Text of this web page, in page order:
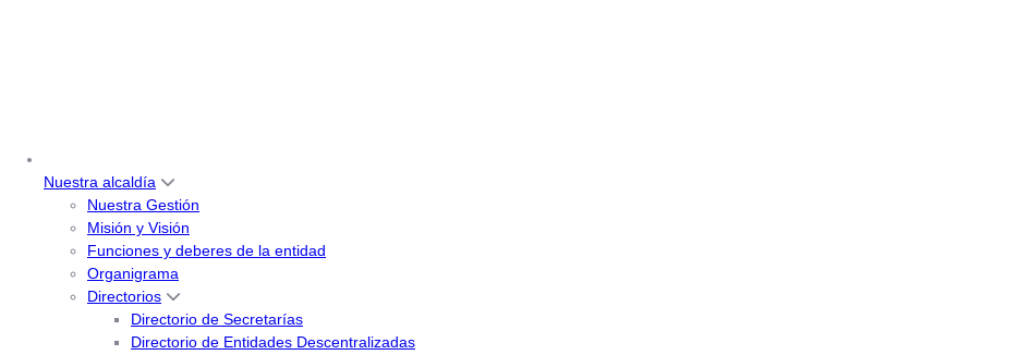
Nuestra alcaldía
Nuestra Gestión
Misión y Visión
Funciones y deberes de la entidad
Organigrama
Directorios
Directorio de Secretarías
Directorio de Entidades Descentralizadas